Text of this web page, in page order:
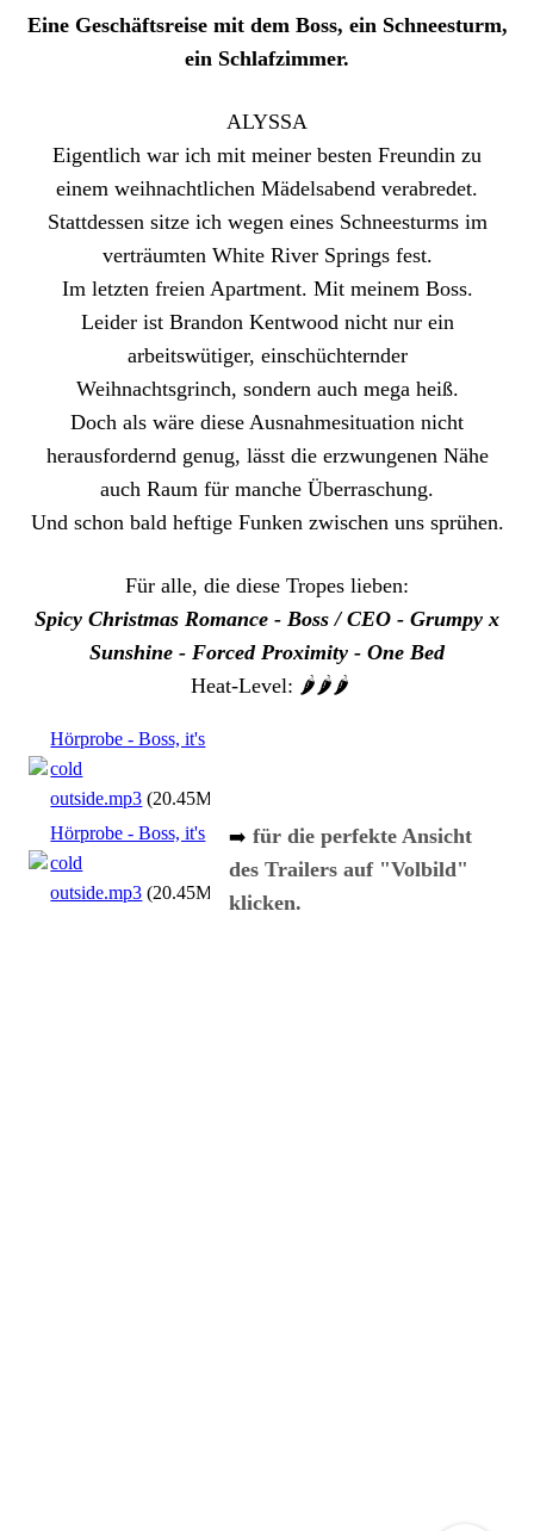
Eine Geschäftsreise mit dem Boss, ein Schneesturm,
ein Schlafzimmer.
ALYSSA
Eigentlich war ich mit meiner besten Freundin zu
einem weihnachtlichen Mädelsabend verabredet.
Stattdessen sitze ich wegen eines Schneesturms im
verträumten White River Springs fest.
Im letzten freien Apartment. Mit meinem Boss.
Leider ist Brandon Kentwood nicht nur ein
arbeitswütiger, einschüchternder
Weihnachtsgrinch, sondern auch mega heiß.
Doch als wäre diese Ausnahmesituation nicht
herausfordernd genug, lässt die erzwungenen Nähe
auch Raum für manche Überraschung.
Und schon bald heftige Funken zwischen uns sprühen.
Für alle, die diese Tropes lieben:
Spicy Christmas Romance - Boss / CEO - Grumpy x
Sunshine - Forced Proximity - One Bed
Heat-Level: 🌶️🌶️🌶️
Hörprobe - Boss, it's
cold
outside.mp3 (20.45MB)
Hörprobe - Boss, it's
cold
outside.mp3 (20.45MB)
➡️ für die perfekte Ansicht
des Trailers auf "Volbild"
klicken.